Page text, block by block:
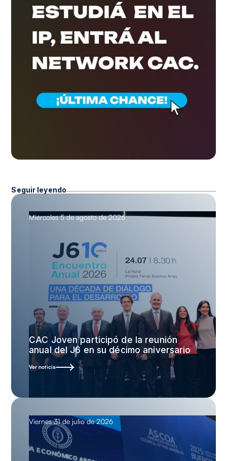
Seguir leyendo
Miércoles 5 de agosto de 2026
CAC Joven participó de la reunión
anual del J6 en su décimo aniversario
Ver noticia
Viernes 31 de julio de 2026